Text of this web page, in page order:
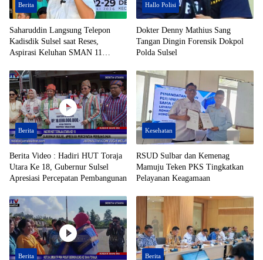
Berita
Saharuddin Langsung Telepon
Kadisdik Sulsel saat Reses,
Aspirasi Keluhan SMAN 11
Hallo Polisi
Dokter Denny Mathius Sang
Tangan Dingin Forensik Dokpol
Polda Sulsel
Berita
Berita Video : Hadiri HUT Toraja
Utara Ke 18, Gubernur Sulsel
Apresiasi Percepatan Pembangunan
Kesehatan
RSUD Sulbar dan Kemenag
Mamuju Teken PKS Tingkatkan
Pelayanan Keagamaan
Berita Berita